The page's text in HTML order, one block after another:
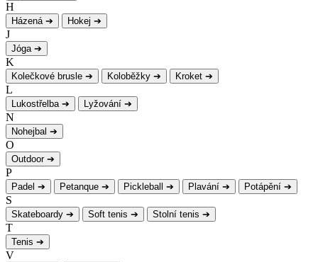
H
Házená ➔ Hokej ➔
J
Jóga ➔
K
Kolečkové brusle ➔ Koloběžky ➔ Kroket ➔
L
Lukostřelba ➔ Lyžování ➔
N
Nohejbal ➔
O
Outdoor ➔
P
Padel ➔ Petanque ➔ Pickleball ➔ Plavání ➔ Potápění ➔
S
Skateboardy ➔ Soft tenis ➔ Stolní tenis ➔
T
Tenis ➔
V